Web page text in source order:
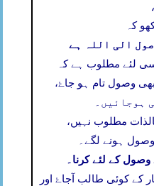
کہ
الی اللہ ہے
لئے مطلوب ہے کہ
وصول تام ہو جاۓ،
ہوجائیں۔
مطلوب نہیں،
ہونے لگے۔
کے لئے کرنا۔
کے کوئی طالب آجاۓ اور